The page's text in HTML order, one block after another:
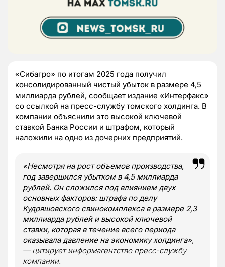
«Сибагро» по итогам 2025 года получил
консолидированный чистый убыток в размере 4,5
миллиарда рублей, сообщает издание «Интерфакс»
со ссылкой на пресс-службу томского холдинга. В
компании объяснили это высокой ключевой
ставкой Банка России и штрафом, который
наложили на одно из дочерних предприятий.
«Несмотря на рост объемов производства,
год завершился убытком в 4,5 миллиарда
рублей. Он сложился под влиянием двух
основных факторов: штрафа по делу
Кудряшовского свинокомплекса в размере 2,3
миллиарда рублей и высокой ключевой
ставки, которая в течение всего периода
оказывала давление на экономику холдинга»,
— цитирует информагентство пресс-службу
компании.